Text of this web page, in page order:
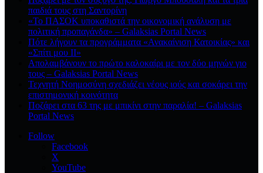
παιδιά τους στη Σαντορίνη
«Το ΠΑΣΟΚ υποκαθιστά την οικονομική ανάλυση με
πολιτική προπαγάνδα» – Galaksias Portal News
Πότε λήγουν τα προγράμματα «Ανακαίνιση Κατοικίας» και
«Σπίτι μου ΙΙ»
Απολαμβάνουν το πρώτο καλοκαίρι με τον δύο μηνών γιο
τους – Galaksias Portal News
Τεχνητή Νοημοσύνη σχεδιάζει νέους ιούς και σοκάρει την
επιστημονική κοινότητα
Ποζάρει στα 63 της με μπικίνι στην παραλία! – Galaksias
Portal News
Follow
Facebook
X
YouTube